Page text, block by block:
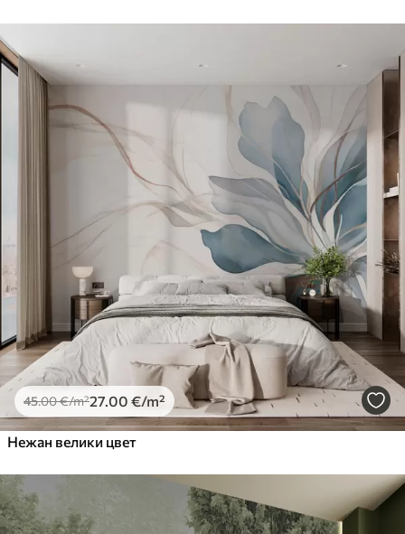
45.00€/m²27 .00 €/m²
Нежан велики цвет